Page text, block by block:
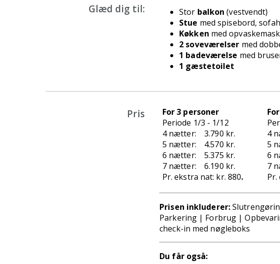
Glæd dig til: Stor balkon (vestvendt)
Stue med spisebord,
Køkken med
2 soveværelser med
1 badeværelse med
1 gæstetoilet
Pris
For 3 personer
Periode 1/3 - 1/12
4 nætter: 3.790 kr.
5 nætter: 4.570 kr.
6 nætter: 5.375 kr.
7 nætter: 6.190 kr.
Pr. ekstra nat: kr. 880.
4
5
6
7
Prisen inkluderer:
Parkering | Forbrug | O
check-in med nøgleboks
Du får også: